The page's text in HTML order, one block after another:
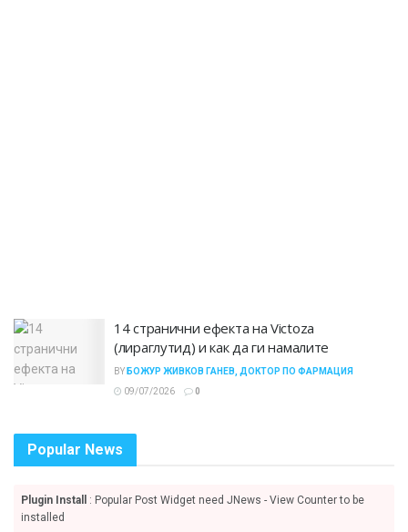
14 странични ефекта на Victoza
(лираглутид) и как да ги намалите
BY БОЖУР ЖИВКОВ ГАНЕВ, ДОКТОР ПО ФАРМАЦИЯ
09/07/2026
0
Popular News
Plugin Install
: Popular Post Widget need JNews - View Counter to be
installed